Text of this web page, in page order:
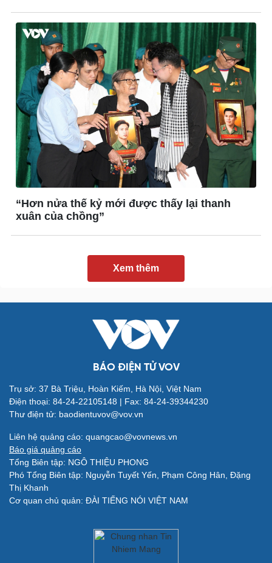
Giải trí
Nghệ sĩ
Thời trang
Du lịch
Tư vấn
Săn Tour
Vũ khí
Việt Nam
Phân tích
“Hơn nửa thế kỷ mới được thấy lại thanh
xuân của chồng”
Xem thêm
BÁO ĐIỆN TỬ VOV
Trụ sở: 37 Bà Triệu, Hoàn Kiếm, Hà Nội, Việt Nam
Điện thoại: 84-24-22105148 | Fax: 84-24-39344230
Thư điện tử: baodientuvov@vov.vn
Liên hệ quảng cáo: quangcao@vovnews.vn
Báo giá quảng cáo
Tổng Biên tập: NGÔ THIỆU PHONG
Phó Tổng Biên tập: Nguyễn Tuyết Yến, Phạm Công Hân, Đặng
Thị Khanh
Cơ quan chủ quản: ĐÀI TIẾNG NÓI VIỆT NAM